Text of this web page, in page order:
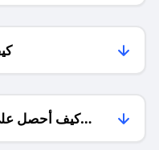
كيف أحصل